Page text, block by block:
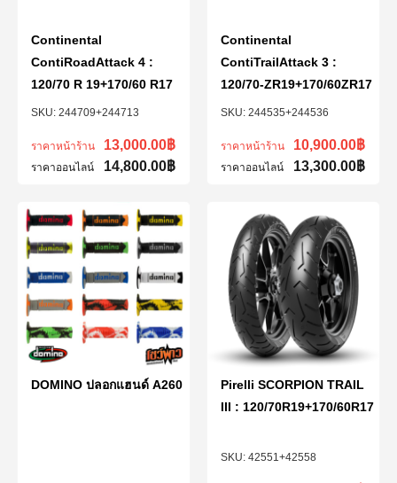
244709+244713
Continental
ContiRoadAttack 4 :
120/70 R 19+170/60 R17
ราคาหน้าร้าน 13,000.00฿
ราคาออนไลน์ 14,800.00฿
244535+244536
Continental
ContiTrailAttack 3 :
120/70-ZR19+170/60ZR17
ราคาหน้าร้าน 10,900.00฿
ราคาออนไลน์ 13,300.00฿
DOMINO ปลอกแฮนด์ A260
42551+42558
Pirelli SCORPION TRAIL
III : 120/70R19+170/60R17